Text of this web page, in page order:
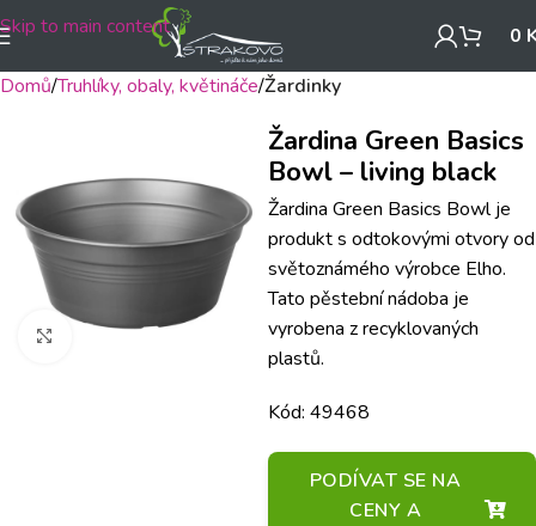
Skip to main content 0
Domů Truhlíky, obaly, květináče Žardinky
Klikněte pro zvětšení
Žardina Green Basics
Bowl – living black
Žardina Green Basics Bowl je
produkt s odtokovými otvory od
světoznámého výrobce Elho.
Tato pěstební nádoba je
vyrobena z recyklovaných
plastů.
Kód: 49468
PODÍVAT SE NA
CENY A